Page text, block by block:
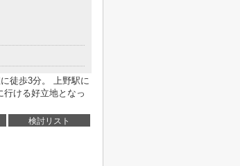
徒歩3分。 上野駅に
行ける好立地となっ
検討リスト